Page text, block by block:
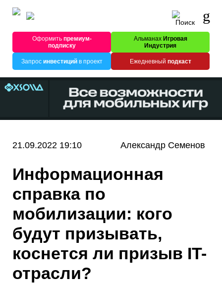
Оформитьпремиум-
подписку
Альманах Игровая
Индустрия
Запрос инвестицийв проект Ежедневный подкаст
21.09.2022 19:10 Александр Семенов
Информационная
справка по
мобилизации: кого
будут призывать,
коснется ли призыв IT-
отрасли?